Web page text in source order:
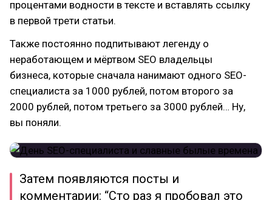
процентами водности в тексте и вставлять ссылку
в первой трети статьи.
Также постоянно подпитывают легенду о
неработающем и мёртвом SEO владельцы
бизнеса, которые сначала нанимают одного SEO-
специалиста за 1000 рублей, потом второго за
2000 рублей, потом третьего за 3000 рублей… Ну,
вы поняли.
Затем появляются посты и
комментарии: “Сто раз я пробовал это